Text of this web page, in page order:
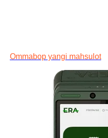
Ommabop yangi mahsulot